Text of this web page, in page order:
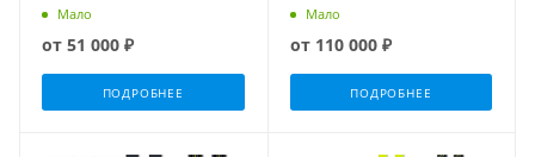
Мало
от 51 000 ₽
ПОДРОБНЕЕ
Мало
от 110 000 ₽
ПОДРОБНЕЕ